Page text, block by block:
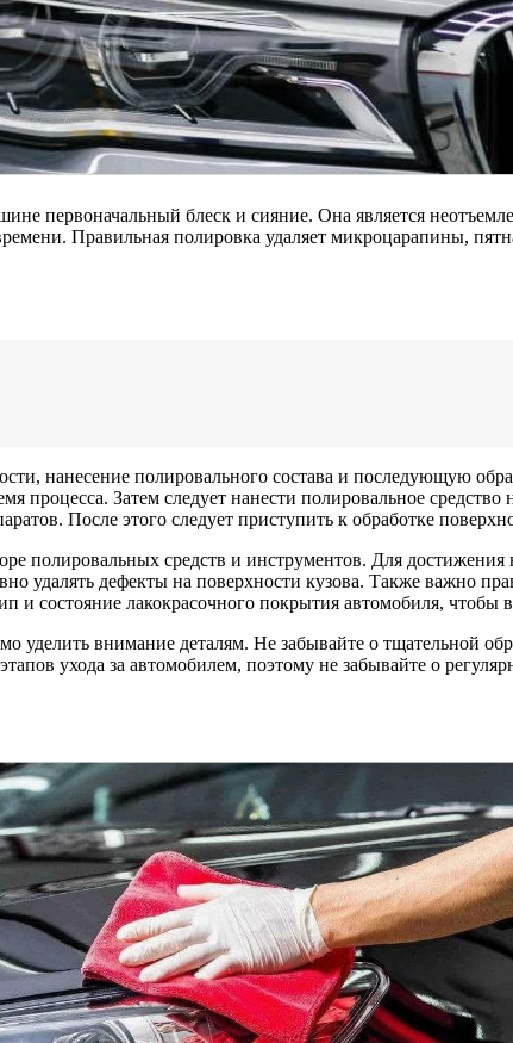
первоначальный блеск и сияние. Она является
Правильная полировка удаляет микроцарапины,
нанесение полировального состава и последующую
процесса. Затем следует нанести полировальное средство
После этого следует приступить к обработке
полировальных средств и инструментов. Для достижения
удалять дефекты на поверхности кузова. Также важно
и состояние лакокрасочного покрытия автомобиля,
уделить внимание деталям. Не забывайте о тщательной
ухода за автомобилем, поэтому не забывайте о